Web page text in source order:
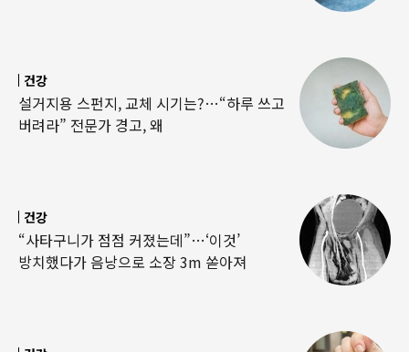
건강
설거지용 스펀지, 교체 시기는?…“하루 쓰고
버려라” 전문가 경고, 왜
건강
“사타구니가 점점 커졌는데”…‘이것’
방치했다가 음낭으로 소장 3m 쏟아져